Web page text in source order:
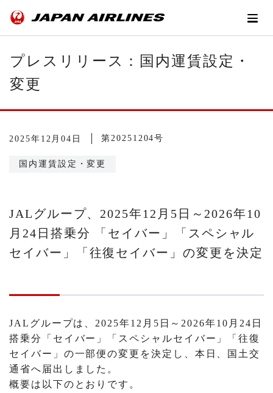
プレスリリース：国内運賃設定・
変更
2025年12月04日 第20251204号
国内運賃設定・変更
JALグループ、2025年12月5日～2026年10
月24日搭乗分 「セイバー」「スペシャル
セイバー」「往復セイバー」の変更を決定
JALグループは、2025年12月5日～2026年10月24日
搭乗分「セイバー」「スペシャルセイバー」「往復
セイバー」の一部便の変更を決定し、本日、国土交
通省へ届出しました。
概要は以下のとおりです。